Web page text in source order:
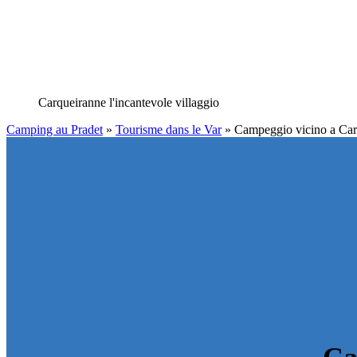
Carqueiranne l'incantevole villaggio
Camping au Pradet » Tourisme dans le Var» Campeggio vicino a